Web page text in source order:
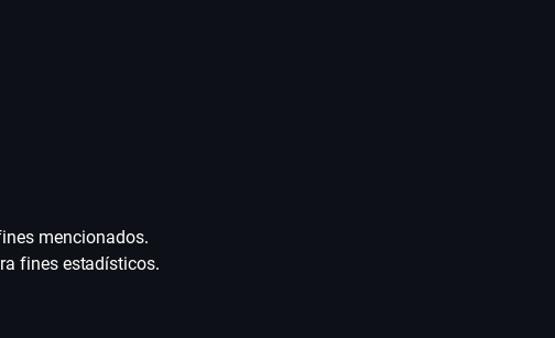
mencionados.
fines estadísticos.